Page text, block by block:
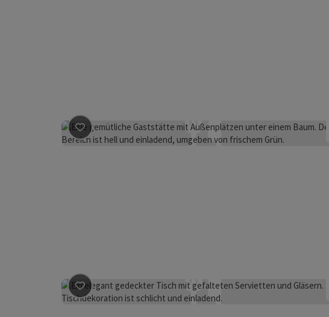
Beitrag merken: Gasthof Bauer
Beitrag merken: Gasthof Pöchhacker